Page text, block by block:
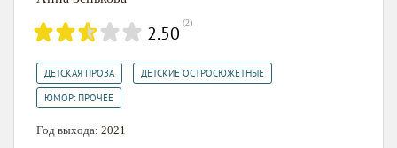
2.50 (2)
ДЕТСКАЯ ПРОЗА ДЕТСКИЕ ОСТРОСЮЖЕТНЫЕ
ЮМОР: ПРОЧЕЕ
Год выхода: 2021